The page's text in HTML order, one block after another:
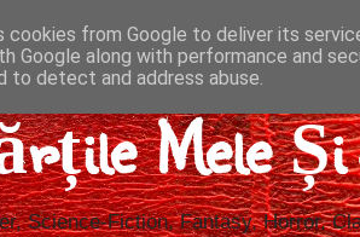
Mele
Science-Fiction, Fantasy, Horror,
cookies from Google to deliver its
Google along with performance and
to detect and address abuse.